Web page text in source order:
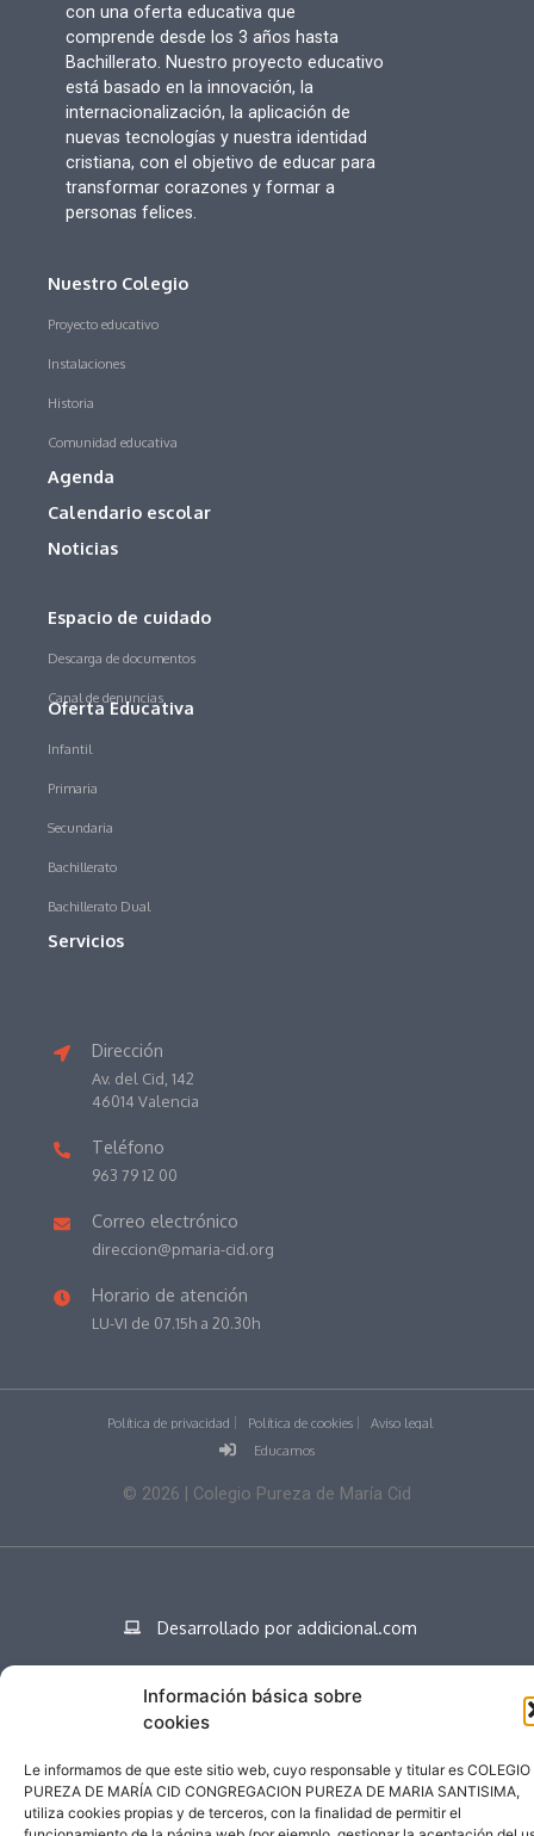
Información básica sobre
cookies
Le informamos de que este sitio web, cuyo responsable y titular es COLEGIO
PUREZA DE MARÍA CID CONGREGACION PUREZA DE MARIA SANTISIMA,
utiliza cookies propias y de terceros, con la finalidad de permitir el
con una oferta educativa que
comprende desde los 3 años hasta
Bachillerato. Nuestro proyecto educativo
está basado en la innovación, la
internacionalización, la aplicación de
nuevas tecnologías y nuestra identidad
cristiana, con el objetivo de educar para
transformar corazones y formar a
personas felices.
Nuestro Colegio
Proyecto educativo
Instalaciones
Historia
Comunidad educativa
Agenda
Calendario escolar
Noticias
Espacio de cuidado
Descarga de documentos
Canal de denuncias
Oferta Educativa
Infantil
Primaria
Secundaria
Bachillerato
Bachillerato Dual
Servicios
Dirección
Av. del Cid, 142
46014 Valencia
Teléfono
963 79 12 00
Correo electrónico
direccion@pmaria-cid.org
Horario de atención
LU-VI de 07.15h a 20.30h
Política de privacidad Política de cookies
Aviso legal
Educamos
© 2026 | Colegio Pureza de María Cid
Desarrollado por addicional.com